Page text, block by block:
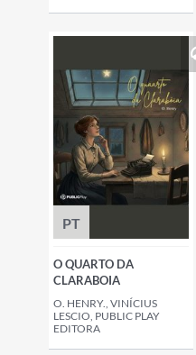
PT
O QUARTO DA
CLARABOIA
O. HENRY., VINÍCIUS
LESCIO, PUBLIC PLAY
EDITORA